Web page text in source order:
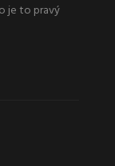
je to pravý